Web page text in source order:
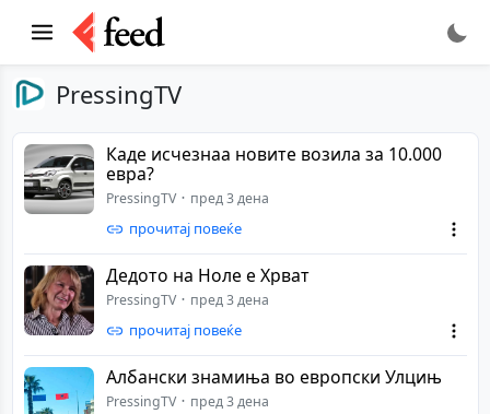
PressingTV
Каде исчезнаа новите возила за 10.000
евра?
PressingTV пред 3 дена
прочитај повеќе
Дедото на Ноле е Хрват
PressingTV пред 3 дена
прочитај повеќе
Aлбански знамиња во европски Улцињ
PressingTV пред 3 дена